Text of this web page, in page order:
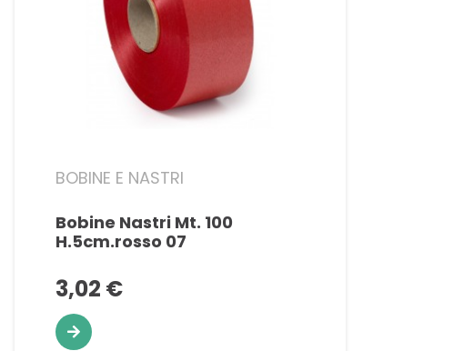
BOBINE E NASTRI
Bobine Nastri Mt. 100
H.5cm.rosso 07
3,02 €